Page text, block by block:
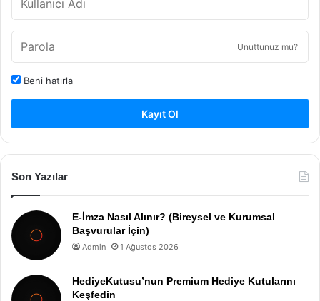
Unuttunuz mu?
Beni hatırla
Kayıt Ol
Son Yazılar
E-İmza Nasıl Alınır? (Bireysel ve Kurumsal
Başvurular İçin)
Admin 1 Ağustos 2026
HediyeKutusu’nun Premium Hediye Kutularını
Keşfedin